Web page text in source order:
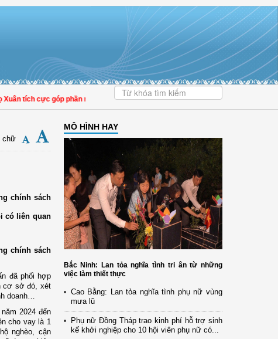
tích cực góp phần nâng cao tỷ lệ người dân tham gia bảo hiểm y tế
chữ
chính sách
có liên quan
chính sách
đã phối hợp
cơ sở đó, xét
doanh…
2024 đến
cho vay là 1
nghèo, cận
MÔ HÌNH HAY
Bắc Ninh: Lan tỏa nghĩa tình tri ân từ những
việc làm thiết thực
Cao Bằng: Lan tỏa nghĩa tình phụ nữ vùng
mưa lũ
Phụ nữ Đồng Tháp trao kinh phí hỗ trợ sinh
kế khởi nghiệp cho 10 hội viên phụ nữ có...